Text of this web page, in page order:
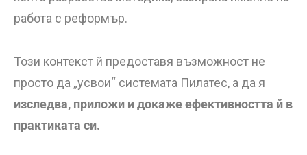
работа с реформър.
Този контекст й предоставя възможност не
просто да „усвои“ системата Пилатес, а да я
изследва, приложи и докаже ефективността й в
практиката си.